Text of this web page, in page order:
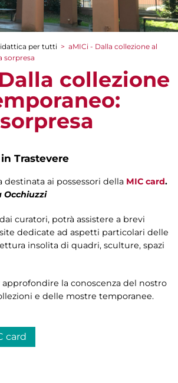
per tutti > aMICi - Dalla collezione al
sorpresa
collezione
Trastevere
destinata ai possessori della MIC card.​
Occhiuzzi
curatori, potrà assistere a brevi
dedicate ad aspetti particolari delle
insolita di quadri, sculture, spazi
la conoscenza del nostro
e delle mostre temporanee.
card